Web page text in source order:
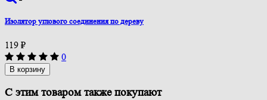
Изолятор углового соединения по дереву
119 ₽
0
В корзину
С этим товаром также покупают